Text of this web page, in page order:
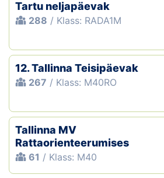
Tartu neljapäevak
288 / Klass: RADA1M
12. Tallinna Teisipäevak
267 / Klass: M40RO
Tallinna MV
Rattaorienteerumises
61 / Klass: M40